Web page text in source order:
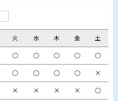
火 水 木 金 土
○ ○ ○ ○ ○
○ ○ ○ ○ ×
× × × × ○